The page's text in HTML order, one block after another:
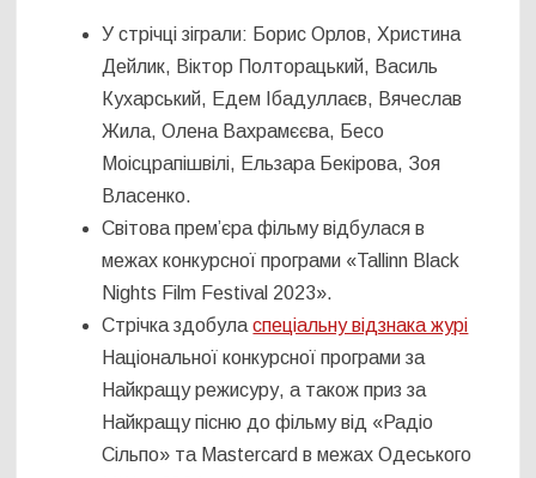
У стрічці зіграли: Борис Орлов, Христина
Дейлик, Віктор Полторацький, Василь
Кухарський, Едем Ібадуллаєв, Вячеслав
Жила, Олена Вахрамєєва, Бесо
Моісцрапішвілі, Ельзара Бекірова, Зоя
Власенко.
Світова премʼєра фільму відбулася в
межах конкурсної програми «Tallinn Black
Nights Film Festival 2023».
Стрічка здобуласпеціальну відзнака журі
Національної конкурсної програми за
Найкращу режисуру, а також приз за
Найкращу пісню до фільму від «Радіо
Сільпо» та Mastercard в межах Одеського